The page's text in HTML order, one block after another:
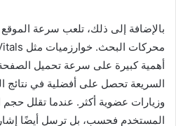
بالإضافة إلى ذلك، تلعب سرعة
أهمية كبيرة على سرعة تحميل
السريعة تحصل على أفضلية في نتائج
وزيارات عضوية أكثر. عندما تقلل
المستخدم فحسب، بل ترسل أيضًا